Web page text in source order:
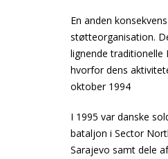
En anden
støtteorganisation.
lignende traditionelle
hvorfor dens
oktober 1994
I 1995 var danske
bataljon i Sector
Sarajevo samt dele